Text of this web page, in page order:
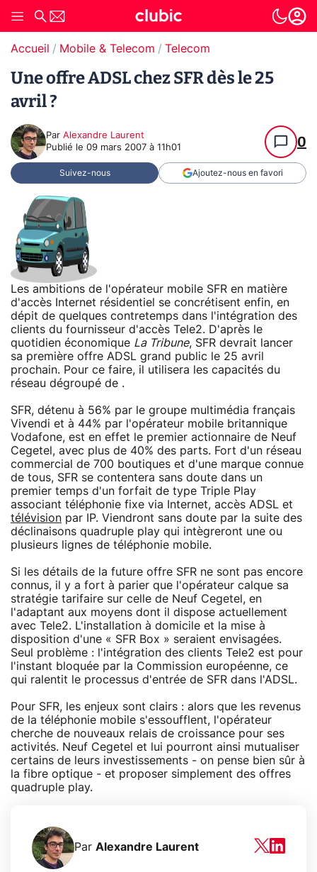
Accueil Mobile & Telecom Telecom
Une offre ADSL chez SFR dès le 25
avril ?
Par Alexandre Laurent
Publié le 09 mars 2007 à 11h01 0
Suivez-nous Ajoutez-nous en favori
Les ambitions de l'opérateur mobile SFR en matière
d'accès Internet résidentiel se concrétisent enfin, en
dépit de quelques contretemps dans l'intégration des
clients du fournisseur d'accès Tele2. D'après le
quotidien économique La Tribune, SFR devrait lancer
sa première offre ADSL grand public le 25 avril
prochain. Pour ce faire, il utilisera les capacités du
réseau dégroupé de .
SFR, détenu à 56% par le groupe multimédia français
Vivendi et à 44% par l'opérateur mobile britannique
Vodafone, est en effet le premier actionnaire de Neuf
Cegetel, avec plus de 40% des parts. Fort d'un réseau
commercial de 700 boutiques et d'une marque connue
de tous, SFR se contentera sans doute dans un
premier temps d'un forfait de type Triple Play
associant téléphonie fixe via Internet, accès ADSL et
télévision par IP. Viendront sans doute par la suite des
déclinaisons quadruple play qui intègreront une ou
plusieurs lignes de téléphonie mobile.
Si les détails de la future offre SFR ne sont pas encore
connus, il y a fort à parier que l'opérateur calque sa
stratégie tarifaire sur celle de Neuf Cegetel, en
l'adaptant aux moyens dont il dispose actuellement
avec Tele2. L'installation à domicile et la mise à
disposition d'une « SFR Box » seraient envisagées.
Seul problème : l'intégration des clients Tele2 est pour
l'instant bloquée par la Commission européenne, ce
qui ralentit le processus d'entrée de SFR dans l'ADSL.
Pour SFR, les enjeux sont clairs : alors que les revenus
de la téléphonie mobile s'essoufflent, l'opérateur
cherche de nouveaux relais de croissance pour ses
activités. Neuf Cegetel et lui pourront ainsi mutualiser
certains de leurs investissements - on pense bien sûr à
la fibre optique - et proposer simplement des offres
quadruple play.
Par Alexandre Laurent